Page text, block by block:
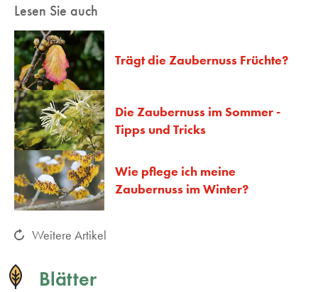
Lesen Sie auch
Trägt die Zaubernuss Früchte?
Die Zaubernuss im Sommer -
Tipps und Tricks
Wie pflege ich meine
Zaubernuss im Winter?
Weitere Artikel
Blätter